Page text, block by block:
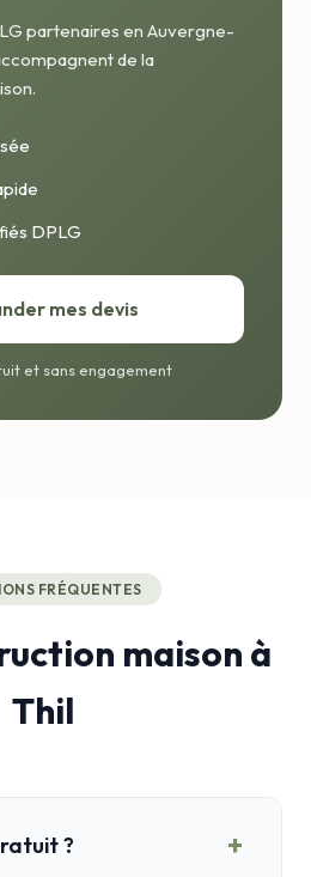
partenaires en Auvergne-
de la
DPLG
mes devis
et sans engagement
FRÉQUENTES
maison à
Thil
? +